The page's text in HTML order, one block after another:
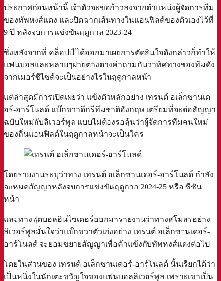
ประกาศก่อนหน้านี้ เจ้าตัวจะขอก้าวลงจากตำแหน่งผู้จัดการทีม
ของทัพหงส์แดง และปิดฉากเส้นทางในแอนฟิลด์ของตัวเองไว้ที่
9 ปี หลังจบการแข่งขันฤดูกาล 2023-24
ซึ่งหลังจากที่ คล็อปป์ ได้ออกมาเผยการตัดสินใจดังกล่าวก็ทำให้
แฟนบอลและหลายๆฝ่ายต่างต่างคำถามกันว่าทิศทางของทีมดัง
จากเมอร์ซีไซด์จะเป็นอย่างไรในฤดูกาลหน้า
แต่ล่าสุดมีการเปิดเผยว่า แข้งตัวหลักอย่าง เทรนต์ อเล็กซานเด
อร์-อาร์โนลด์ แบ๊กขวาดีกรีทีมชาติอังกฤษ เตรียมที่จะต่อสัญญา
ฉบับใหม่กับลิเวอร์พูล แบบไม่ต้องรอลุ้นว่าผู้จัดการทีมคนใหม่
ของถิ่นแอนฟิลด์ในฤดูกาลหน้าจะเป็นใคร
โดยรายงานระบุว่าทาง เทรนต์ อเล็กซานเดอร์-อาร์โนลด์ กำลัง
จะหมดสัญญาหลังจบการแข่งขันฤดูกาล 2024-25 หรือ ซีซัน
หน้า
และทางฟุตบอลอินไซเดอร์ออกมารายงานว่าทางสโมสรอย่าง
ลิเวอร์พูลมั่นใจว่าแบ๊กขวาตัวเก่งอย่าง เทรนต์ อเล็กซานเดอร์-
อาร์โนลด์ จะยอมขยายสัญญาเพื่อค้าแข้งกับทัพหงส์แดงต่อไป
โดยในส่วนของ เทรนต์ อเล็กซานเดอร์-อาร์โนลด์ นั้นเรียกได้ว่า
เป็นหนึ่งในนักเตะขวัญใจของแฟนบอลลิเวอร์พูล เพราะเขาเป็น